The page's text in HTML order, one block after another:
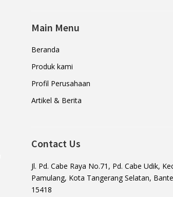
Main Menu
Beranda
Produk kami
Profil Perusahaan
Artikel & Berita
Contact Us
Jl. Pd. Cabe Raya No.71, Pd. Cabe Udik,
Pamulang, Kota Tangerang Selatan,
15418